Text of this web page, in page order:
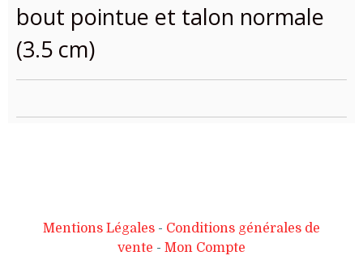
bout pointue et talon normale
(3.5 cm)
Mentions Légales
Conditions générales de
vente
Mon Compte